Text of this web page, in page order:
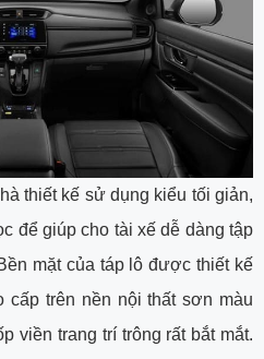
thiết kế sử dụng kiểu tối giản,
để giúp cho tài xế dễ dàng tập
mặt của táp lô được thiết kế
cấp trên nền nội thất sơn màu
viền trang trí trông rất bắt mắt.